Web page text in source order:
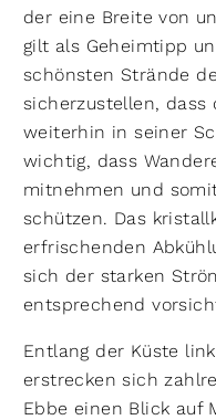
der eine Breite von
gilt als Geheimtipp
schönsten Strände
sicherzustellen, dass
weiterhin in seiner
wichtig, dass
mitnehmen und
schützen. Das
erfrischenden
sich der starken
entsprechend
Entlang der Küste
erstrecken sich
Ebbe einen Blick auf